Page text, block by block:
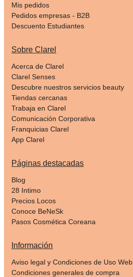
Mis pedidos
Pedidos empresas - B2B
Descuento Estudiantes
Sobre Clarel
Acerca de Clarel
Clarel Senses
Descubre nuestros servicios beauty
Tiendas cercanas
Trabaja en Clarel
Comunicación Corporativa
Franquicias Clarel
App Clarel
Páginas destacadas
Blog
28 Intimo
Precios Locos
Conoce BeNeSk
Pasos Cosmética Coreana
Información
Aviso legal y Condiciones de Uso Web
Condiciones generales de compra